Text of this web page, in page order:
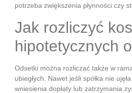
potrzeba zwiększenia płynności czy
Jak rozliczyć
hipotetycznych
Odsetki można rozliczać także w
ubiegłych. Nawet jeśli spółka nie
wniesienia dopłaty lub zatrzymania